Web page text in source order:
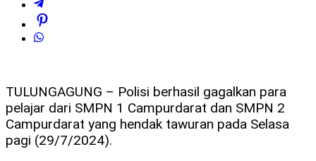
TULUNGAGUNG – Polisi berhasil gagalkan para
pelajar dari SMPN 1 Campurdarat dan SMPN 2
Campurdarat yang hendak tawuran pada Selasa
pagi (29/7/2024).